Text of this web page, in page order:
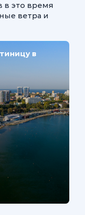
в это время
ветра и
в